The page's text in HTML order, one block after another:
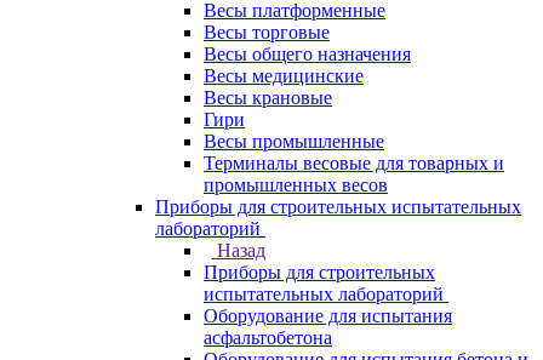
Весы платформенные
Весы торговые
Весы общего назначения
Весы медицинские
Весы крановые
Гири
Весы промышленные
Терминалы весовые для товарных и
промышленных весов
Приборы для строительных испытательных
лабораторий
Назад
Приборы для строительных
испытательных лабораторий
Оборудование для испытания
асфальтобетона